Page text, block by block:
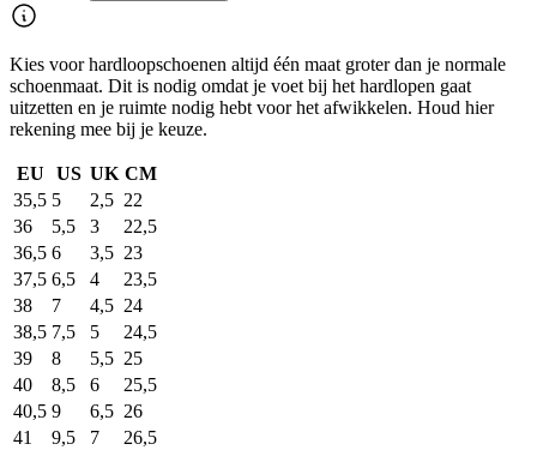
Kies voor hardloopschoenen altijd één maat groter dan je normale
schoenmaat. Dit is nodig omdat je voet bij het hardlopen gaat
uitzetten en je ruimte nodig hebt voor het afwikkelen. Houd hier
rekening mee bij je keuze.
EU US UK CM
35,5 5 2,5 22
36
5,5 3
22,5
36,5 6 3,5 23
37,5 6,5 4
23,5
38
7 4,5 24
38,5 7,5 5
24,5
39
8 5,5 25
40
8,5 6
25,5
40,5 9 6,5 26
41
9,5 7
26,5